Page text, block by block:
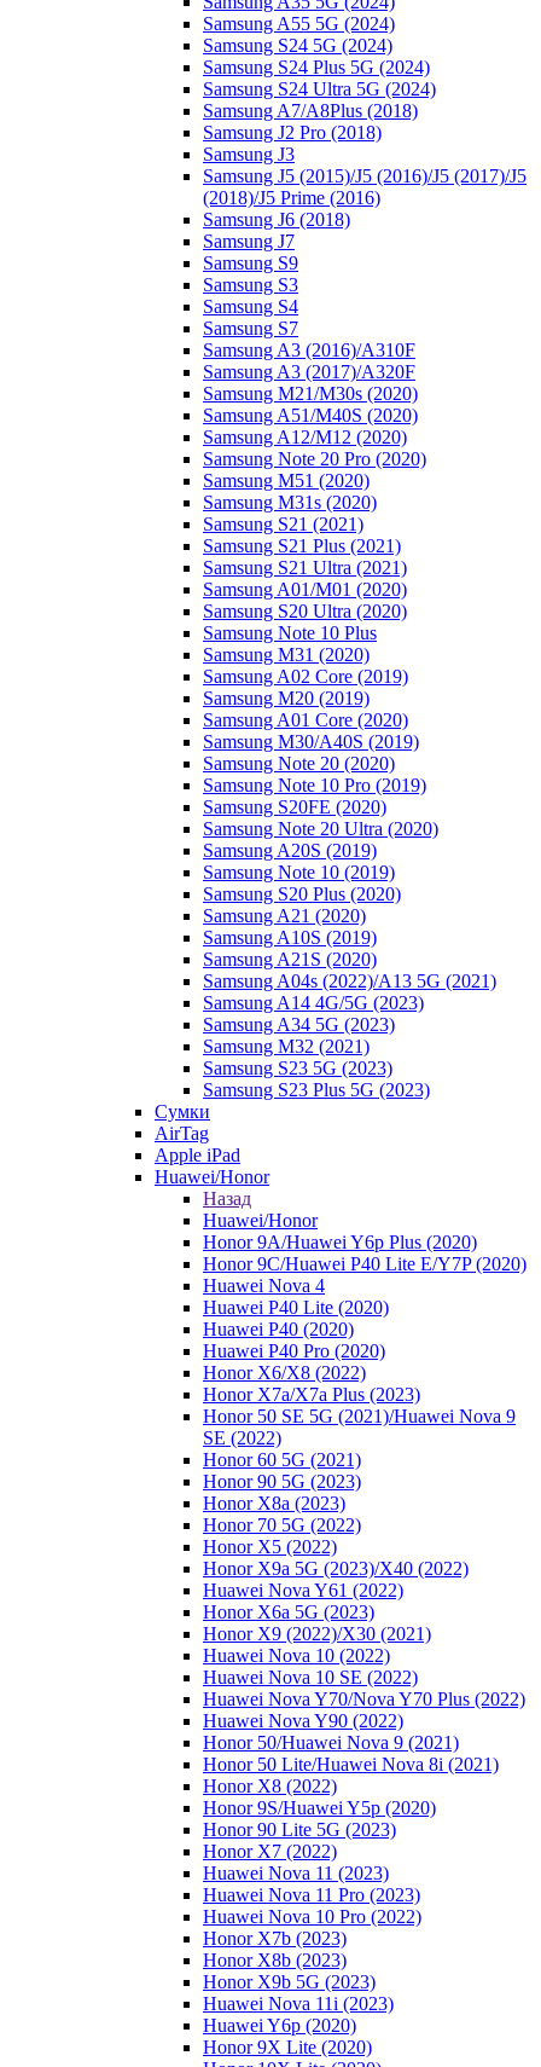
Samsung A55 5G (2024)
Samsung S24 5G (2024)
Samsung S24 Plus 5G (2024)
Samsung S24 Ultra 5G (2024)
Samsung A7/A8Plus (2018)
Samsung J2 Pro (2018)
Samsung J3
Samsung J5 (2015)/J5 (2016)/J5 (2017)/J5
(2018)/J5 Prime (2016)
Samsung J6 (2018)
Samsung J7
Samsung S9
Samsung S3
Samsung S4
Samsung S7
Samsung A3 (2016)/A310F
Samsung A3 (2017)/A320F
Samsung M21/M30s (2020)
Samsung A51/M40S (2020)
Samsung A12/M12 (2020)
Samsung Note 20 Pro (2020)
Samsung M51 (2020)
Samsung M31s (2020)
Samsung S21 (2021)
Samsung S21 Plus (2021)
Samsung S21 Ultra (2021)
Samsung A01/M01 (2020)
Samsung S20 Ultra (2020)
Samsung Note 10 Plus
Samsung M31 (2020)
Samsung A02 Core (2019)
Samsung M20 (2019)
Samsung A01 Core (2020)
Samsung M30/A40S (2019)
Samsung Note 20 (2020)
Samsung Note 10 Pro (2019)
Samsung S20FE (2020)
Samsung Note 20 Ultra (2020)
Samsung A20S (2019)
Samsung Note 10 (2019)
Samsung S20 Plus (2020)
Samsung A21 (2020)
Samsung A10S (2019)
Samsung A21S (2020)
Samsung A04s (2022)/А13 5G (2021)
Samsung A14 4G/5G (2023)
Samsung A34 5G (2023)
Samsung M32 (2021)
Samsung S23 5G (2023)
Samsung S23 Plus 5G (2023)
Сумки
AirTag
Apple iPad
Huawei/Honor
Назад
Huawei/Honor
Honor 9A/Huawei Y6p Plus (2020)
Honor 9C/Huawei P40 Lite E/Y7P (2020)
Huawei Nova 4
Huawei P40 Lite (2020)
Huawei P40 (2020)
Huawei P40 Pro (2020)
Honor X6/Х8 (2022)
Honor X7a/X7a Plus (2023)
Honor 50 SE 5G (2021)/Huawei Nova 9
SE (2022)
Honor 60 5G (2021)
Honor 90 5G (2023)
Honor X8a (2023)
Honor 70 5G (2022)
Honor X5 (2022)
Honor X9a 5G (2023)/Х40 (2022)
Huawei Nova Y61 (2022)
Honor X6a 5G (2023)
Honor X9 (2022)/Х30 (2021)
Huawei Nova 10 (2022)
Huawei Nova 10 SE (2022)
Huawei Nova Y70/Nova Y70 Plus (2022)
Huawei Nova Y90 (2022)
Honor 50/Huawei Nova 9 (2021)
Honor 50 Lite/Huawei Nova 8i (2021)
Honor X8 (2022)
Honor 9S/Huawei Y5p (2020)
Honor 90 Lite 5G (2023)
Honor X7 (2022)
Huawei Nova 11 (2023)
Huawei Nova 11 Pro (2023)
Huawei Nova 10 Pro (2022)
Honor X7b (2023)
Honor X8b (2023)
Honor X9b 5G (2023)
Huawei Nova 11i (2023)
Huawei Y6p (2020)
Honor 9X Lite (2020)